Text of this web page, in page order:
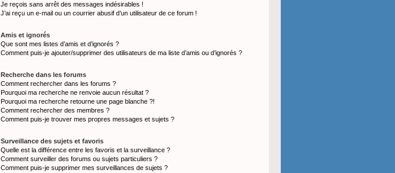
Je reçois sans arrêt des messages indésirables !
J’ai reçu un e-mail ou un courrier abusif d’un utilisateur de ce forum !
Amis et ignorés
Que sont mes listes d’amis et d’ignorés ?
Comment puis-je ajouter/supprimer des utilisateurs de ma liste d’amis ou d’ignorés ?
Recherche dans les forums
Comment rechercher dans les forums ?
Pourquoi ma recherche ne renvoie aucun résultat ?
Pourquoi ma recherche retourne une page blanche ?!
Comment rechercher des membres ?
Comment puis-je trouver mes propres messages et sujets ?
Surveillance des sujets et favoris
Quelle est la différence entre les favoris et la surveillance ?
Comment surveiller des forums ou sujets particuliers ?
Comment puis-je supprimer mes surveillances de sujets ?